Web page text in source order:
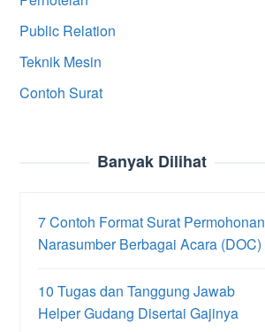
Public Relation
Teknik Mesin
Contoh Surat
Banyak Dilihat
7 Contoh Format Surat Permohonan
Narasumber Berbagai Acara (DOC)
10 Tugas dan Tanggung Jawab
Helper Gudang Disertai Gajinya